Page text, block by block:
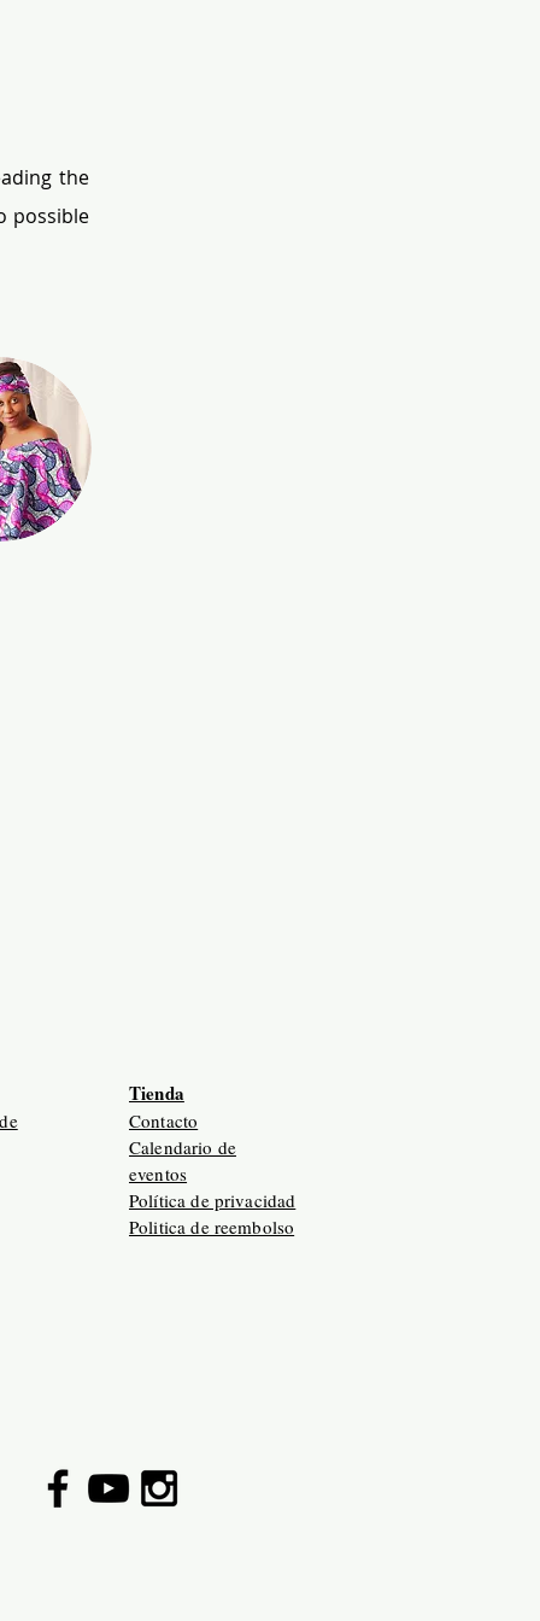
the
possible
Tienda
Contacto
Calendario de
eventos
Política de privacidad
Politica de reembolso